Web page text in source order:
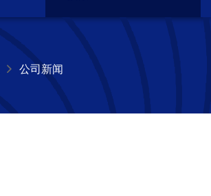
公司新闻